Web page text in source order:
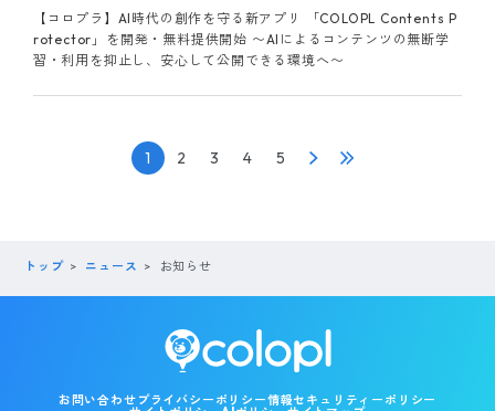
【コロプラ】AI時代の創作を守る新アプリ 「COLOPL Contents P
rotector」を開発・無料提供開始 〜AIによるコンテンツの無断学
習・利用を抑止し、安心して公開できる環境へ〜
1 2 3 4 5
トップ ニュース お知らせ
お問い合わせ プライバシーポリシー情報セキュリティーポリシー